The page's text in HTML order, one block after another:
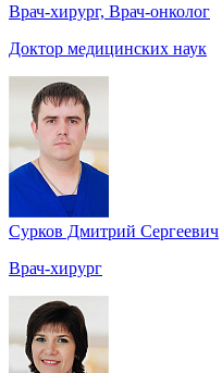
Врач-хирург, Врач-онколог
Доктор медицинских наук
Сурков Дмитрий Сергеевич
Врач-хирург